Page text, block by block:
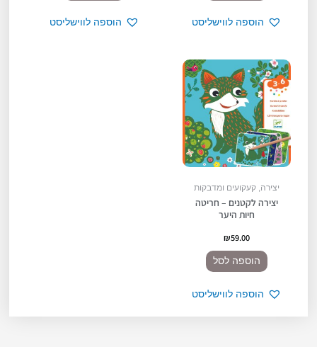
הוספה לווישליסט הוספה לווישליסט
יצירה, קעקועים ומדבקות
יצירה לקטנים – חריטה
חיות היער
₪59.00
הוספה לסל
הוספה לווישליסט